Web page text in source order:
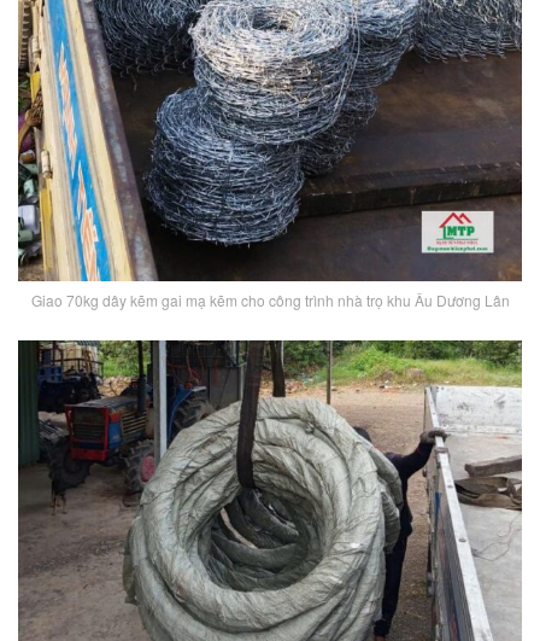
Giao 70kg dây kẽm gai mạ kẽm cho công trình nhà trọ khu Âu Dương Lân